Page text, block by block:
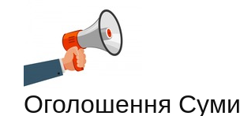
Оголошення Суми